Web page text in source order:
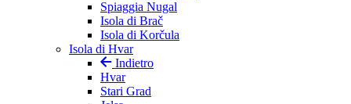
Spiaggia Nugal
Isola di Brač
Isola di Korčula
Isola di Hvar
Indietro
Hvar
Stari Grad